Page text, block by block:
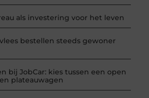
als investering voor het leven
bestellen steeds gewoner
bij JobCar: kies tussen een open
plateauwagen